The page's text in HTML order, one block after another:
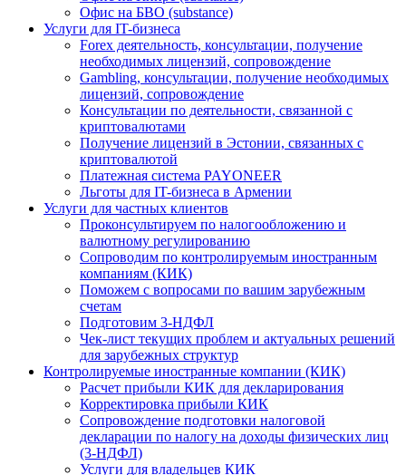
Офис на БВО (substance)
Услуги для IT-бизнеса
Forex деятельность, консультации, получение
необходимых лицензий, сопровождение
Gambling, консультации, получение необходимых
лицензий, сопровождение
Консультации по деятельности, связанной с
криптовалютами
Получение лицензий в Эстонии, связанных с
криптовалютой
Платежная система PAYONEER
Льготы для IT-бизнеса в Армении
Услуги для частных клиентов
Проконсультируем по налогообложению и
валютному регулированию
Сопроводим по контролируемым иностранным
компаниям (КИК)
Поможем с вопросами по вашим зарубежным
счетам
Подготовим 3-НДФЛ
Чек-лист текущих проблем и актуальных решений
для зарубежных структур
Контролируемые иностранные компании (КИК)
Расчет прибыли КИК для декларирования
Корректировка прибыли КИК
Сопровождение подготовки налоговой
декларации по налогу на доходы физических лиц
(3-НДФЛ)
Услуги для владельцев КИК